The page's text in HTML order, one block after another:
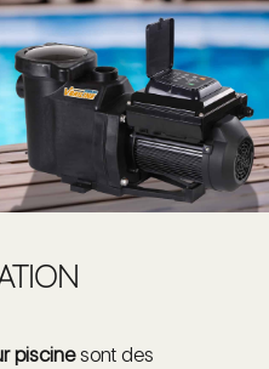
piscinesont des